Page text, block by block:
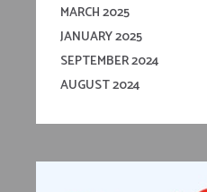
MARCH 2025
JANUARY 2025
SEPTEMBER 2024
AUGUST 2024